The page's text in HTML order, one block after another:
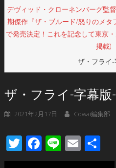
デヴィッド・クローネンバーグ監
期傑作『ザ・ブルード/怒りのメタ
で発売決定！これを記念して東京
掲載)
ザ・フライ-
ザ・フライ-字幕版
2021年2月17日 Cowai編集部
Twitter
Facebook
Line
有